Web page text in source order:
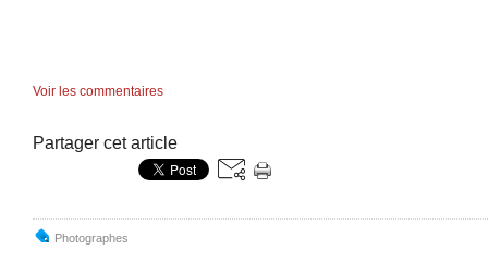
Voir les commentaires
Partager cet article
Photographes